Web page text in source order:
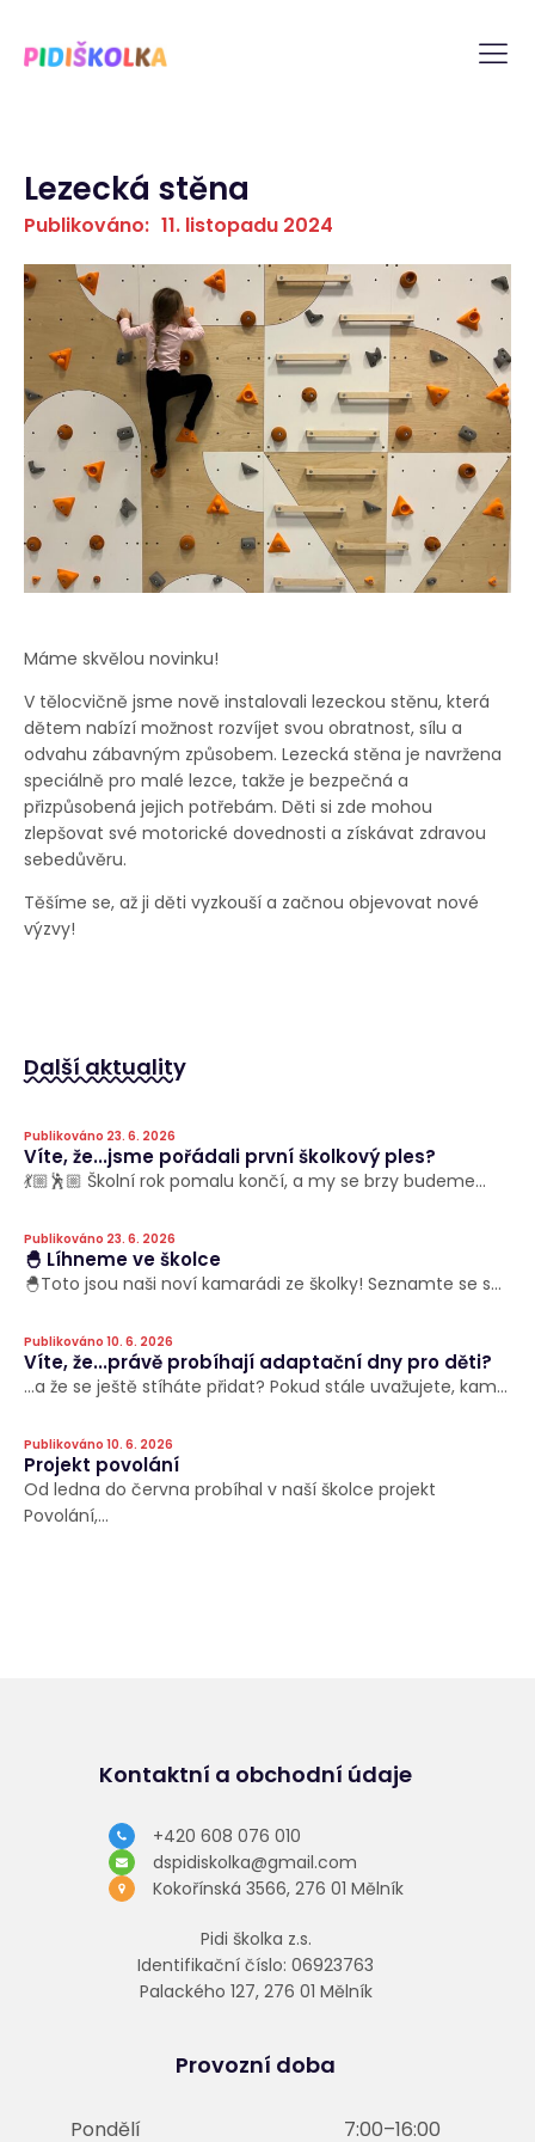
Lezecká stěna
Publikováno: 11. listopadu 2024
Máme skvělou novinku!
V tělocvičně jsme nově instalovali lezeckou stěnu, která
dětem nabízí možnost rozvíjet svou obratnost, sílu a
odvahu zábavným způsobem. Lezecká stěna je navržena
speciálně pro malé lezce, takže je bezpečná a
přizpůsobená jejich potřebám. Děti si zde mohou
zlepšovat své motorické dovednosti a získávat zdravou
sebedůvěru.
Těšíme se, až ji děti vyzkouší a začnou objevovat nové
výzvy!
Další aktuality
Publikováno 23. 6. 2026
Víte, že...jsme pořádali první školkový ples?
💃🏼🕺🏼 Školní rok pomalu končí, a my se brzy budeme...
Publikováno 23. 6. 2026
🐣 Líhneme ve školce
🐣Toto jsou naši noví kamarádi ze školky! Seznamte se s...
Publikováno 10. 6. 2026
Víte, že...právě probíhají adaptační dny pro děti?
…a že se ještě stíháte přidat? Pokud stále uvažujete, kam...
Publikováno 10. 6. 2026
Projekt povolání
Od ledna do června probíhal v naší školce projekt
Povolání,...
Kontaktní a obchodní údaje
+420 608 076 010
dspidiskolka@gmail.com
Kokořínská 3566, 276 01 Mělník
Pidi školka z.s.
Identifikační číslo: 06923763
Palackého 127, 276 01 Mělník
Provozní doba
Pondělí 7:00–16:00